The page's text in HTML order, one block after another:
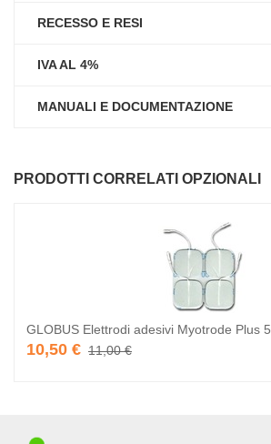
RECESSO E RESI
IVA AL 4%
MANUALI E DOCUMENTAZIONE
PRODOTTI CORRELATI OPZIONALI
GLOBUS Elettrodi adesivi Myotrode Plus
10,50 € 11,00 €